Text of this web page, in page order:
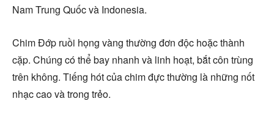
Nam Trung Quốc và Indonesia.
Chim Đớp ruồi họng vàng thường đơn độc hoặc thành
cặp. Chúng có thể bay nhanh và linh hoạt, bắt côn trùng
trên không. Tiếng hót của chim đực thường là những nốt
nhạc cao và trong trẻo.